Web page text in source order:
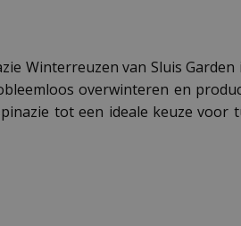
Winterreuzen van Sluis
overwinteren en
tot een ideale keuze